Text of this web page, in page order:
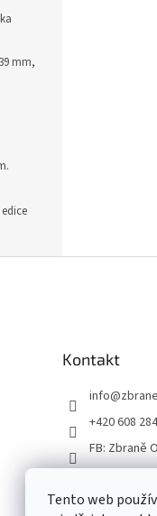
Tento web
mm,
Kontakt
info@
+420 608
FB: Zbraně